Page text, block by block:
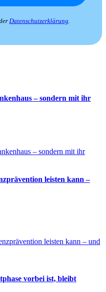
Datenschutzerklärung
– sondern mit ihr
leisten kann –
vorbei ist, bleibt